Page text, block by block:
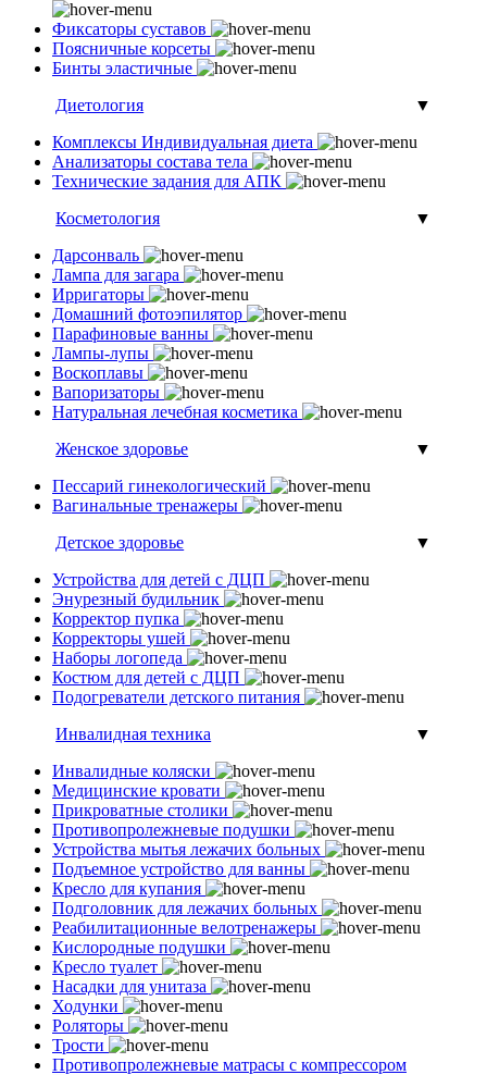
Фиксаторы суставов
Поясничные корсеты
Бинты эластичные
Диетология
▼
Комплексы Индивидуальная диета
Анализаторы состава тела
Технические задания для АПК
Косметология
▼
Дарсонваль
Лампа для загара
Ирригаторы
Домашний фотоэпилятор
Парафиновые ванны
Лампы-лупы
Воскоплавы
Вапоризаторы
Натуральная лечебная косметика
Женское здоровье
▼
Пессарий гинекологический
Вагинальные тренажеры
Детское здоровье
▼
Устройства для детей с ДЦП
Энурезный будильник
Корректор пупка
Корректоры ушей
Наборы логопеда
Костюм для детей с ДЦП
Подогреватели детского питания
Инвалидная техника
▼
Инвалидные коляски
Медицинские кровати
Прикроватные столики
Противопролежневые подушки
Устройства мытья лежачих больных
Подъемное устройство для ванны
Кресло для купания
Подголовник для лежачих больных
Реабилитационные велотренажеры
Кислородные подушки
Кресло туалет
Насадки для унитаза
Ходунки
Роляторы
Трости
Противопролежневые матрасы с компрессором